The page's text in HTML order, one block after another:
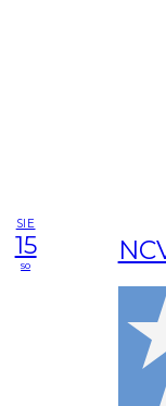
SIE
15
so